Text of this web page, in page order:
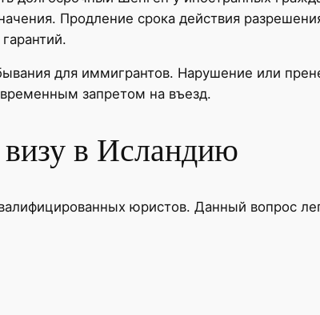
Продление срока действия
для иммигрантов. Нарушение или
запретом на въезд.
визу в Исландию
юристов. Данный вопрос